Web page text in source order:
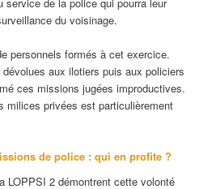
du voisinage.
personnels formés à cet exercice.
aux ilotiers puis aux policiers
ces missions jugées improductives.
milices privées est particulièrement
de police : qui en profite ?
LOPPSI 2 démontrent cette volonté